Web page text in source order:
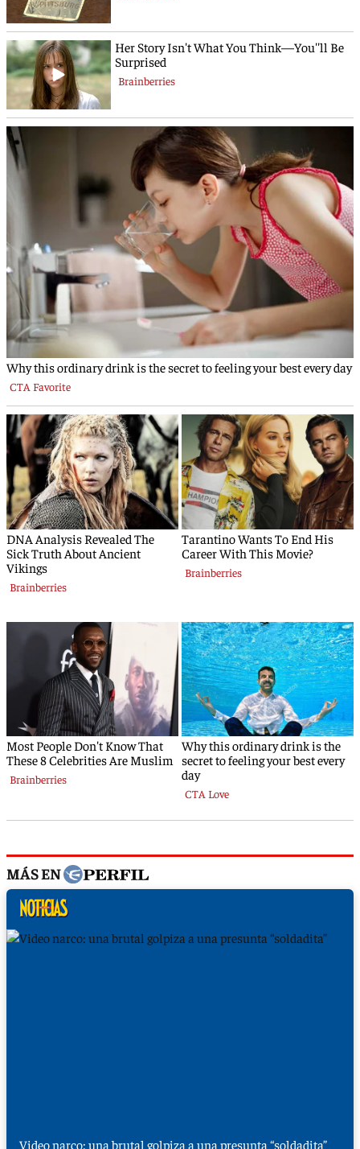
MÁS EN
Video narco: una brutal golpiza a una presunta “soldadita”